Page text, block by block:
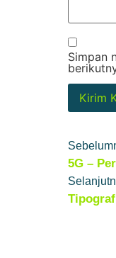
Simpan
5G –